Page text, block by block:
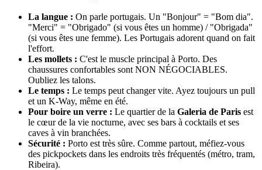
La langue : On parle portugais. Un "Bonjour" = "Bom dia".
"Merci" = "Obrigado" (si vous êtes un homme) / "Obrigada"
(si vous êtes une femme). Les Portugais adorent quand on fait
l'effort.
Les mollets : C'est le muscle principal à Porto. Des
chaussures confortables sont NON NÉGOCIABLES.
Oubliez les talons.
Le temps : Le temps peut changer vite. Ayez toujours un pull
et un K-Way, même en été.
Pour boire un verre : Le quartier de la Galeria de Paris est
le cœur de la vie nocturne, avec ses bars à cocktails et ses
caves à vin branchées.
Sécurité : Porto est très sûre. Comme partout, méfiez-vous
des pickpockets dans les endroits très fréquentés (métro, tram,
Ribeira).